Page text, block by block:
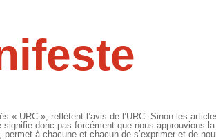
« URC », reflètent l’avis de l’URC. Sinon les
donc pas forcément que nous approuvions
à chacune et chacun de s’exprimer et de